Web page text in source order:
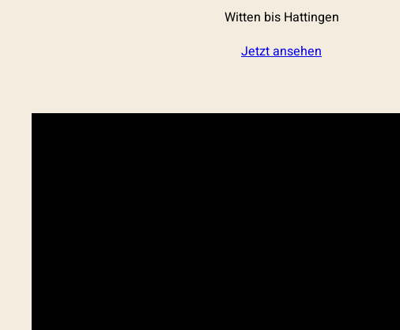
Witten bis Hattingen
Jetzt ansehen